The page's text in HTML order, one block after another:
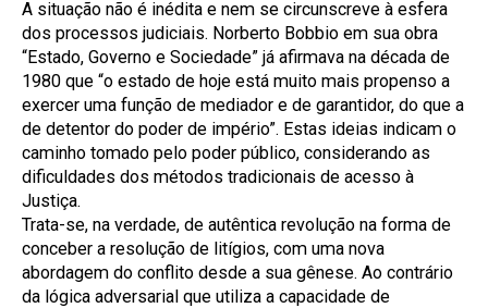
A situação não é inédita e nem se circunscreve à esfera
dos processos judiciais. Norberto Bobbio em sua obra
“Estado, Governo e Sociedade” já afirmava na década de
1980 que “o estado de hoje está muito mais propenso a
exercer uma função de mediador e de garantidor, do que a
de detentor do poder de império”. Estas ideias indicam o
caminho tomado pelo poder público, considerando as
dificuldades dos métodos tradicionais de acesso à
Justiça.
Trata-se, na verdade, de autêntica revolução na forma de
conceber a resolução de litígios, com uma nova
abordagem do conflito desde a sua gênese. Ao contrário
da lógica adversarial que utiliza a capacidade de